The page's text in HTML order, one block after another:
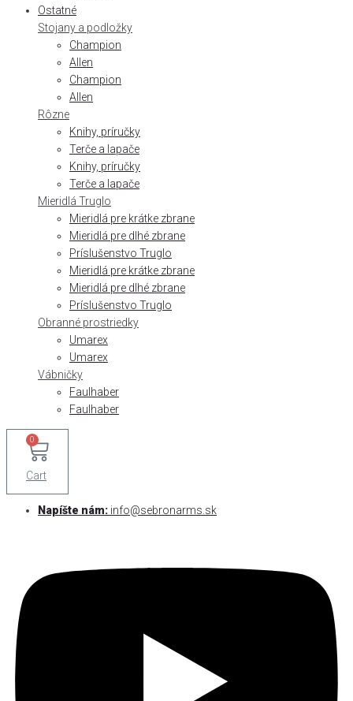
Ostatné
Stojany a podložky
Champion
Allen
Champion
Allen
Rôzne
Knihy, príručky
Terče a lapače
Knihy, príručky
Terče a lapače
Mieridlá Truglo
Mieridlá pre krátke zbrane
Mieridlá pre dlhé zbrane
Príslušenstvo Truglo
Mieridlá pre krátke zbrane
Mieridlá pre dlhé zbrane
Príslušenstvo Truglo
Obranné prostriedky
Umarex
Umarex
Vábničky
Faulhaber
Faulhaber
0
Cart
Napíšte nám: info@sebronarms.sk